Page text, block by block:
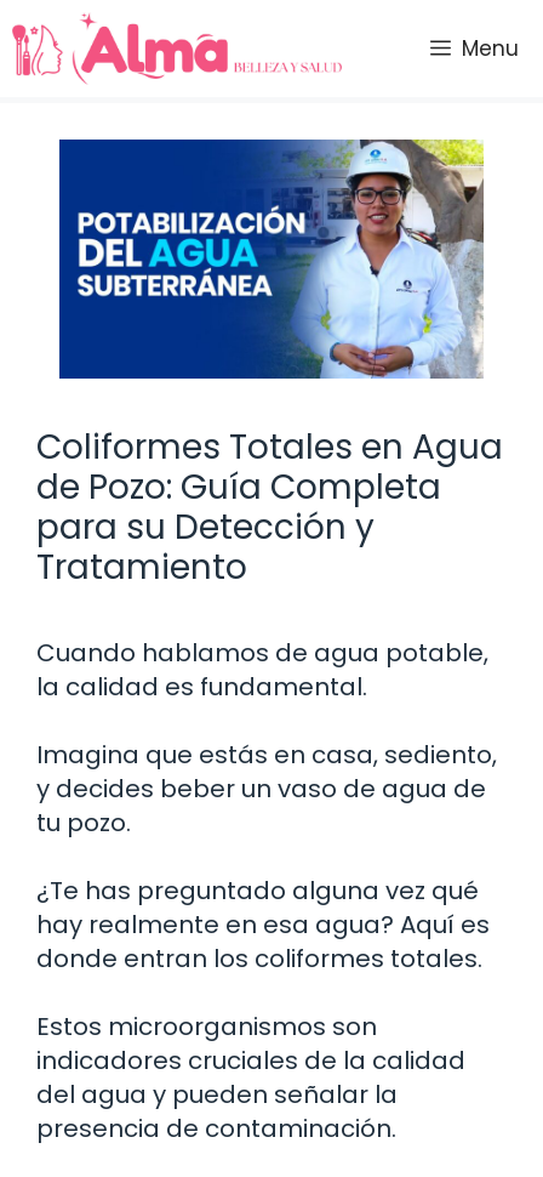
Saltar
al
contenido
Menu
Coliformes Totales en Agua
de Pozo: Guía Completa
para su Detección y
Tratamiento
Cuando hablamos de agua potable,
la calidad es fundamental.
Imagina que estás en casa, sediento,
y decides beber un vaso de agua de
tu pozo.
¿Te has preguntado alguna vez qué
hay realmente en esa agua? Aquí es
donde entran los coliformes totales.
Estos microorganismos son
indicadores cruciales de la calidad
del agua y pueden señalar la
presencia de contaminación.